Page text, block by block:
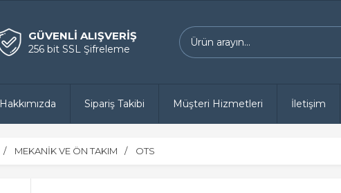
GÜVENLİ ALIŞVERİŞ
256 bit SSL Şifreleme
Hakkımızda Sipariş Takibi Müşteri Hizmetleri İletişim
MEKANİK VE ÖN TAKIM OTS